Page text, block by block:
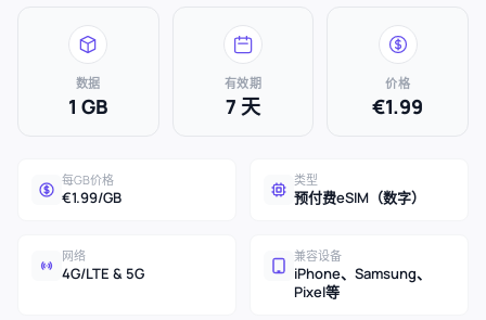
数据
1 GB
有效期
7 天
价格
€1.99
每GB价格
€1.99/GB
类型
预付费eSIM（数字）
网络
4G/LTE & 5G
兼容设备
iPhone、Samsung、
Pixel等